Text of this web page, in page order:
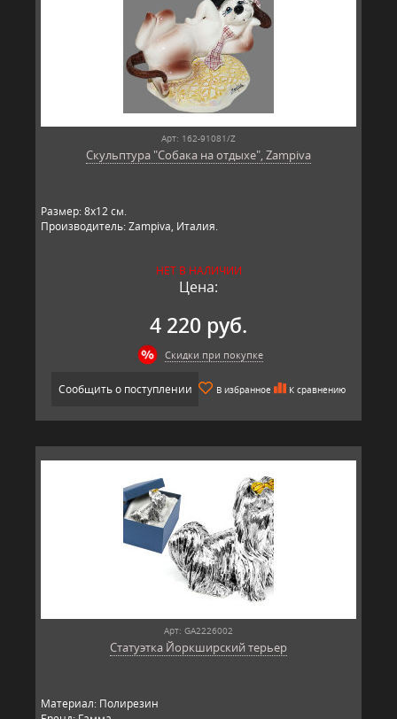
Арт: 162-91081/Z
Скульптура "Собака на отдыхе", Zampiva
Размер: 8х12 см.
Производитель: Zampiva, Италия.
НЕТ В НАЛИЧИИ
Цена:
4 220 руб.
Скидки при покупке
Сообщить о поступлении В избранное К сравнению
Арт: GA2226002
Статуэтка Йоркширский терьер
Материал: Полирезин